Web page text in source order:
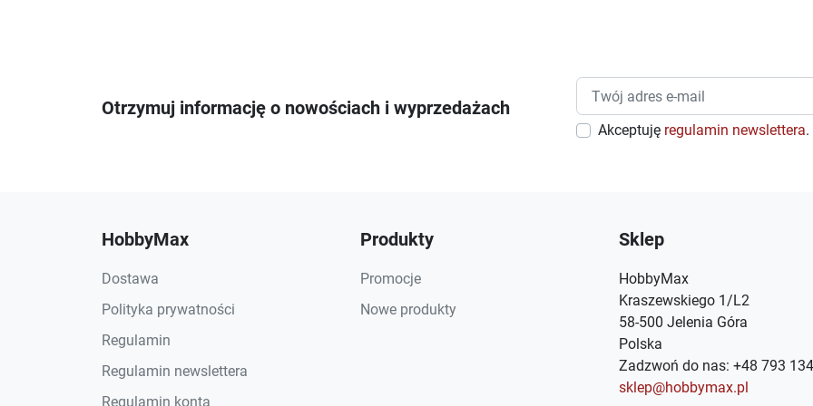
Otrzymuj informację o nowościach i wyprzedażach
Akceptuję regulamin newslettera.
HobbyMax
Dostawa
Polityka prywatności
Regulamin
Regulamin newslettera
Regulamin konta
Produkty
Promocje
Nowe produkty
Sklep
HobbyMax
Kraszewskiego 1/L2
58-500 Jelenia Góra
Polska
Zadzwoń do nas: +48 793
sklep@hobbymax.pl